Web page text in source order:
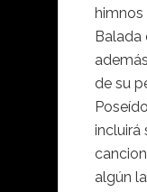
himnos
Balada
de su
incluirá
algún